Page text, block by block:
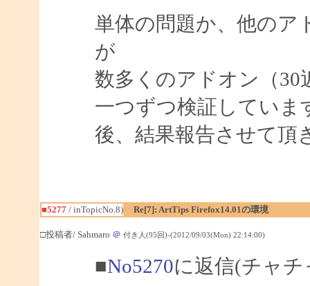
単体の問題か、他のア
が
数多くのアドオン（
一つずつ検証してい
後、結果報告させて頂
■5277/ inTopicNo.8) Re[7]: ArtTips Firefox14.01の環境
□投稿者/ Sahmaro ＠ 付き人(95回)-(2012/09/03(Mon) 22:14:00)
■No5270に返信(チャ